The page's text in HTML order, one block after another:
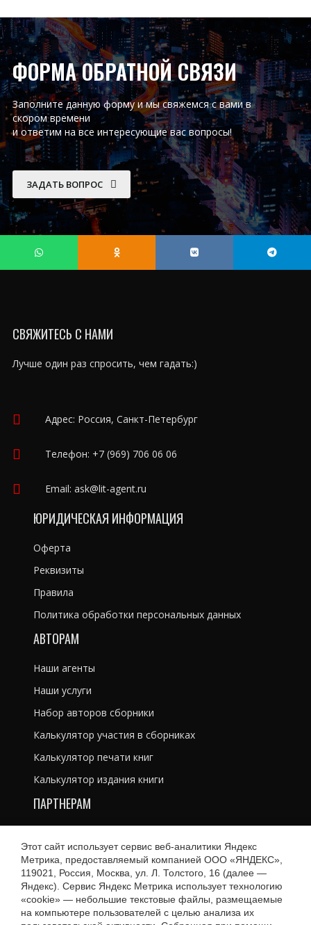
ФОРМА ОБРАТНОЙ СВЯЗИ
Заполните данную форму и мы свяжемся с вами в
скором времени
и ответим на все интересующие вас вопросы!
ЗАДАТЬ ВОПРОС
СВЯЖИТЕСЬ С НАМИ
Лучше один раз спросить, чем гадать:)
Адрес: Россия, Санкт-Петербург
Телефон: +7 (969) 706 06 06
Email: ask@lit-agent.ru
ЮРИДИЧЕСКАЯ ИНФОРМАЦИЯ
Оферта
Реквизиты
Правила
Политика обработки персональных данных
АВТОРАМ
Наши агенты
Наши услуги
Набор авторов сборники
Калькулятор участия в сборниках
Калькулятор печати книг
Калькулятор издания книги
ПАРТНЕРАМ
Рекламодателям
Магазинам и библиотекам
Этот сайт использует сервис веб-аналитики Яндекс
Метрика, предоставляемый компанией ООО «ЯНДЕКС»,
119021, Россия, Москва, ул. Л. Толстого, 16 (далее —
Яндекс). Сервис Яндекс Метрика использует технологию
«cookie» — небольшие текстовые файлы, размещаемые
на компьютере пользователей с целью анализа их